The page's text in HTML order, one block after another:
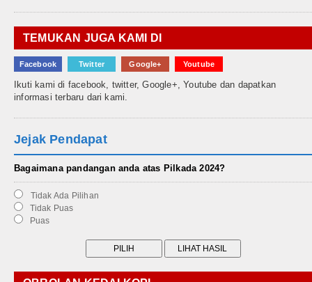
TEMUKAN JUGA KAMI DI
Facebook Twitter Google+ Youtube
Ikuti kami di facebook, twitter, Google+, Youtube dan dapatkan
informasi terbaru dari kami.
Jejak Pendapat
Bagaimana pandangan anda atas Pilkada 2024?
Tidak Ada Pilihan
Tidak Puas
Puas